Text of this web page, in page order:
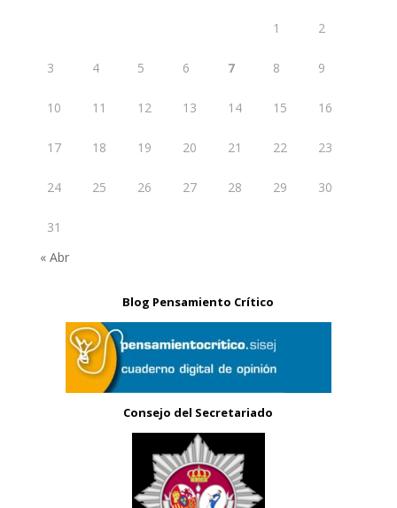
1 2
3 4 5 6 7 8 9
10 11 12 13 14 15 16
17 18 19 20 21 22 23
24 25 26 27 28 29 30
31
« Abr
Blog Pensamiento Crítico
Consejo del Secretariado